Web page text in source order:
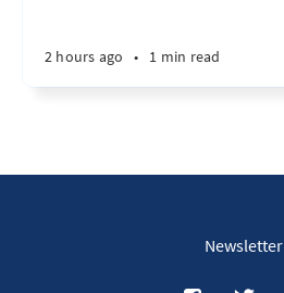
2 hours ago • 1 min read
Newsletter